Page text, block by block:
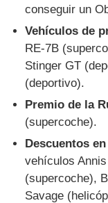
conseguir un
Vehículos de
RE-7B
Stinger GT
(deportivo).
Premio de la
(supercoche).
Descuentos
vehículos
(supercoche),
Savage